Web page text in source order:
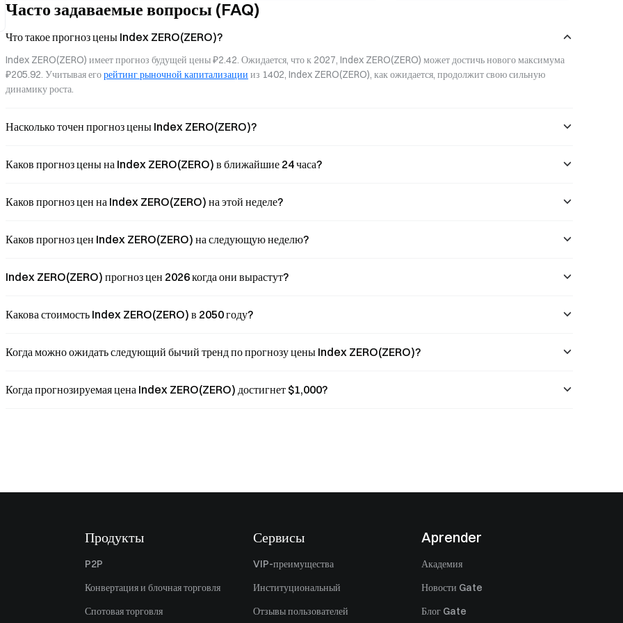
гарантирует отсутствие хранения запросов и
неиспользование ?
основе данных Google Trends и
Часто задаваемые вопросы (FAQ)
Что такое прогноз цены Index ZERO(ZERO)?
Index ZERO(ZERO) имеет прогноз будущей цены ₽2.42. Ожидается, что к 2027, Index ZERO(ZERO) может достичь нового максимума
₽205.92. Учитывая его рейтинг рыночной капитализации из 1402, Index ZERO(ZERO), как ожидается, продолжит свою сильную
динамику роста.
Насколько точен прогноз цены Index ZERO(ZERO)?
Каков прогноз цены на Index ZERO(ZERO) в ближайшие 24 часа?
Каков прогноз цен на Index ZERO(ZERO) на этой неделе?
Каков прогноз цен Index ZERO(ZERO) на следующую неделю?
Index ZERO(ZERO) прогноз цен 2026 когда они вырастут?
Какова стоимость Index ZERO(ZERO) в 2050 году?
Когда можно ожидать следующий бычий тренд по прогнозу цены Index ZERO(ZERO)?
Когда прогнозируемая цена Index ZERO(ZERO) достигнет $1,000?
Продукты
P2P
Конвертация и блочная торговля
Спотовая торговля
Сервисы
VIP-преимущества
Институциональный
Отзывы пользователей
Aprender
Академия
Новости Gate
Блог Gate